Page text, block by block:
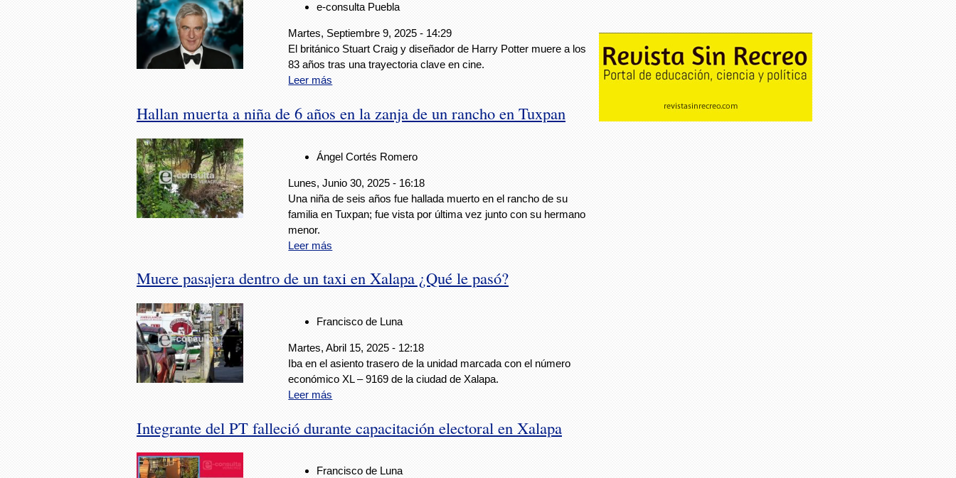
e-consulta Puebla
Martes, Septiembre 9, 2025 - 14:29
El británico Stuart Craig y diseñador de Harry Potter muere a los
83 años tras una trayectoria clave en cine.
Leer más
Hallan muerta a niña de 6 años en la zanja de un rancho en Tuxpan
Ángel Cortés Romero
Lunes, Junio 30, 2025 - 16:18
Una niña de seis años fue hallada muerto en el rancho de su
familia en Tuxpan; fue vista por última vez junto con su hermano
menor.
Leer más
Muere pasajera dentro de un taxi en Xalapa ¿Qué le pasó?
Francisco de Luna
Martes, Abril 15, 2025 - 12:18
Iba en el asiento trasero de la unidad marcada con el número
económico XL – 9169 de la ciudad de Xalapa.
Leer más
Integrante del PT falleció durante capacitación electoral en Xalapa
Francisco de Luna